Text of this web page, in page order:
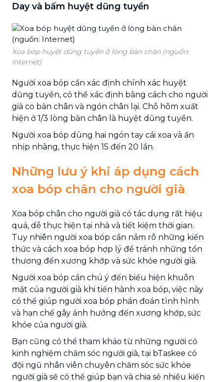
Day và bấm huyệt dũng tuyền
Xoa bóp huyệt dũng tuyền ở lòng bàn chân (nguồn:
Internet)
Người xoa bóp cần xác định chính xác huyệt
dũng tuyền, có thể xác định bằng cách cho người
già co bàn chân và ngón chân lại. Chỗ hõm xuất
hiện ở 1/3 lòng bàn chân là huyệt dũng tuyền.
Người xoa bóp dùng hai ngón tay cái xoa và ấn
nhịp nhàng, thực hiện 15 đến 20 lần.
Những lưu ý khi áp dụng cách
xoa bóp chân cho người già
Xoa bóp chân cho người già có tác dụng rất hiệu
quả, dễ thực hiện tại nhà và tiết kiệm thời gian.
Tuy nhiên người xoa bóp cần nắm rõ những kiến
thức và cách xoa bóp hợp lý để tránh những tổn
thương đến xương khớp và sức khỏe người già.
Người xoa bóp cần chú ý đến biểu hiện khuôn
mặt của người già khi tiến hành xoa bóp, việc này
có thể giúp người xoa bóp phán đoán tình hình
và hạn chế gây ảnh hưởng đến xương khớp, sức
khỏe của người già.
Bạn cũng có thể tham khảo từ những người có
kinh nghiệm chăm sóc người già, tại bTaskee có
đội ngũ nhân viên chuyên chăm sóc sức khỏe
người già sẽ có thể giúp bạn và chia sẻ nhiều kiến